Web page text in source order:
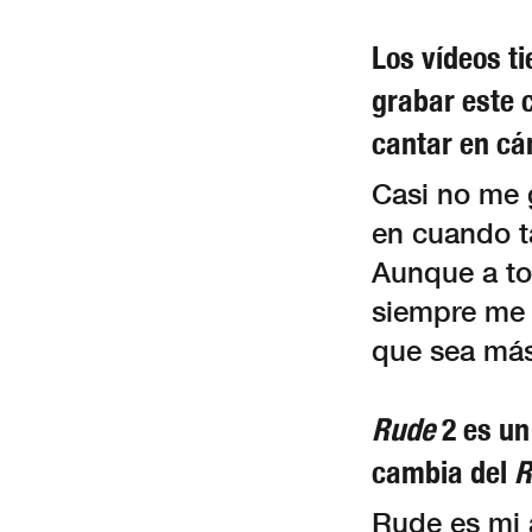
Los vídeos
grabar este
cantar en
Casi no me
en cuando
Aunque a
siempre
que sea
Rude2 es
cambia del
Rude es mi